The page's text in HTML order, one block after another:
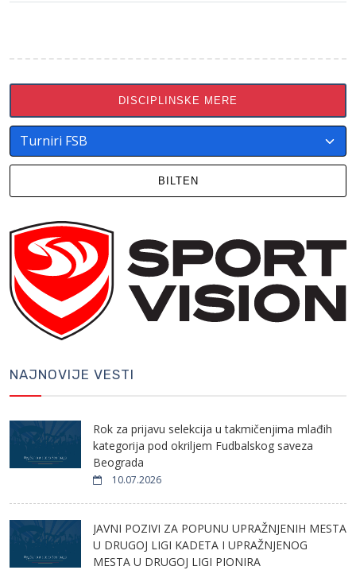
DISCIPLINSKE MERE
BILTEN
NAJNOVIJE VESTI
Rok za prijavu selekcija u takmičenjima mlađih
kategorija pod okriljem Fudbalskog saveza
Beograda
10.07.2026
JAVNI POZIVI ZA POPUNU UPRAŽNJENIH MESTA
U DRUGOJ LIGI KADETA I UPRAŽNJENOG
MESTA U DRUGOJ LIGI PIONIRA